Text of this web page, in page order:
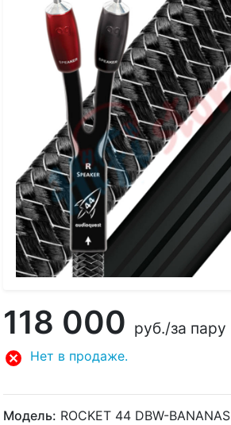
118 000 руб./за пару
Нет в продаже.
Модель: ROCKET 44 DBW-BANANAS